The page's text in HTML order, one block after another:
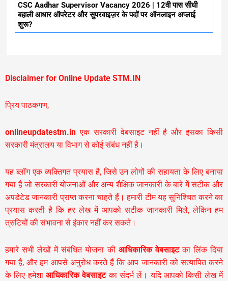
CSC Aadhar Supervisor Vacancy 2026 | 12वी पास सीधी
बहाली आधार ऑपरेटर और सुपरवाइज़र के पदों पर ऑनलाइन अप्लाई
शुरू?
Disclaimer for Online Update STM.IN
प्रिय पाठकगण,
onlineupdatestm.in एक सरकारी वेबसाइट नहीं है और इसका किसी
सरकारी मंत्रालय या विभाग से कोई संबंध नहीं है।
यह ब्लॉग एक व्यक्तिगत प्रयास है, जिसे उन लोगों की सहायता के लिए बनाया
गया है जो सरकारी योजनाओं और अन्य शैक्षिक जानकारी के बारे में सटीक और
अपडेटेड जानकारी प्राप्त करना चाहते हैं। हमारी टीम यह सुनिश्चित करने का
प्रयास करती है कि हर लेख में आपको सटीक जानकारी मिले, लेकिन हम
त्रुटियों की संभावना से इंकार नहीं कर सकते।
हमारे सभी लेखों में संबंधित योजना की आधिकारिक वेबसाइटका लिंक दिया
गया है, और हम आपसे अनुरोध करते हैं कि आप जानकारी को सत्यापित करने
के लिए हमेशा आधिकारिक वेबसाइटका संदर्भ लें। यदि आपको किसी लेख में